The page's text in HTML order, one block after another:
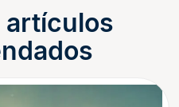
artículos